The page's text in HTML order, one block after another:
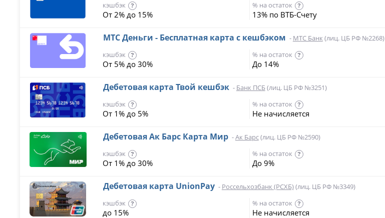
кэшбэк
?
От 2% до 15%
% на остаток ?
13% по ВТБ-Счету
МТС Деньги - Бесплатная карта с кешбэком - МТС Банк (лиц. ЦБ РФ №2268)
кэшбэк
?
От 5% до 30%
% на остаток ?
До 14%
Дебетовая карта Твой кешбэк - Банк ПСБ(лиц. ЦБ РФ №3251)
кэшбэк
?
От 1% до 5%
% на остаток ?
Не начисляется
Дебетовая Ак Барс Карта Мир -Ак Барс(лиц. ЦБ РФ №2590)
кэшбэк
?
От 1% до 30%
% на остаток ?
До 9%
Дебетовая карта UnionPay - Россельхозбанк (РСХБ)(лиц. ЦБ РФ №3349)
кэшбэк
?
до 15%
% на остаток ?
Не начисляется